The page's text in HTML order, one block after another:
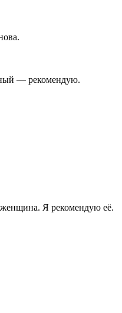
— рекомендую.
женщина. Я рекомендую её.